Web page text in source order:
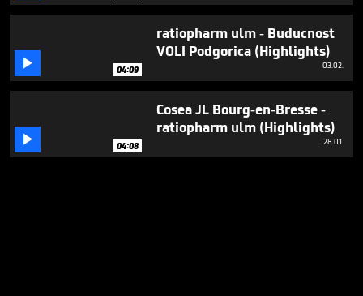
 04:09
ratiopharm ulm - Buducnost
VOLI Podgorica (Highlights)
03.02.
 04:08
Cosea JL Bourg-en-Bresse -
ratiopharm ulm (Highlights)
28.01.